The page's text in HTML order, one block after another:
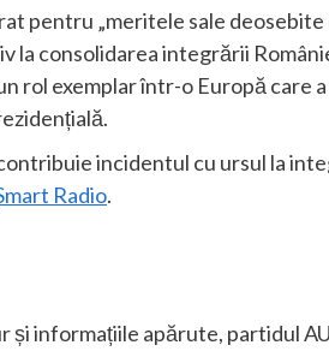
pentru „meritele sale
la consolidarea integrării
rol exemplar într-o Europă care
incidentul cu ursul la
Radio.
și informațiile apărute, partidul